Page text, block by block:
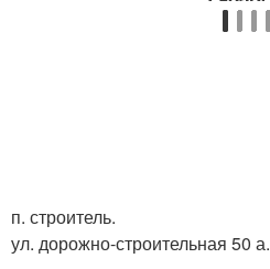
п. строитель.
ул. дорожно-строительная 50 а.